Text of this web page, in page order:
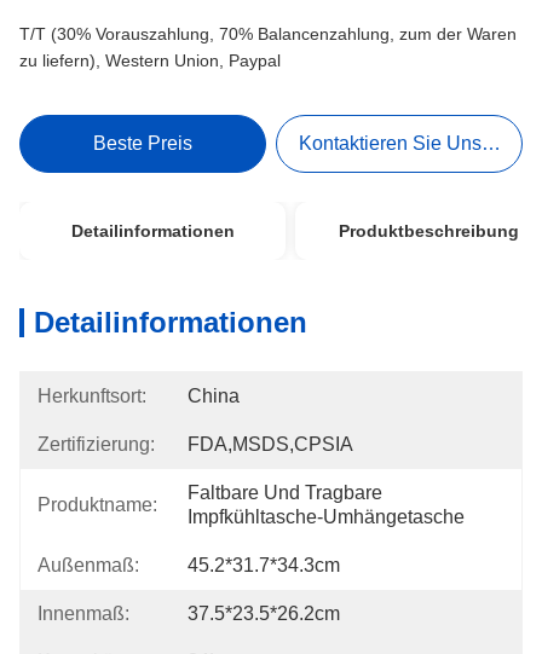
T/T (30% Vorauszahlung, 70% Balancenzahlung, zum der Waren
zu liefern), Western Union, Paypal
Beste Preis Kontaktieren Sie Uns Jetzt
Detailinformationen Produktbeschreibung
Detailinformationen
Herkunftsort: China
Zertifizierung: FDA,MSDS,CPSIA
Produktname:
Faltbare Und Tragbare
Impfkühltasche-Umhängetasche
Außenmaß: 45.2*31.7*34.3cm
Innenmaß: 37.5*23.5*26.2cm